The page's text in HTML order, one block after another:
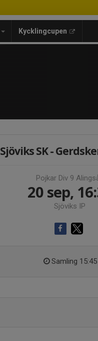
Kycklingcupen
Sjöviks SK -
Pojkar Div 9
20 sep,
Sjöviks IP
Samling 15:45